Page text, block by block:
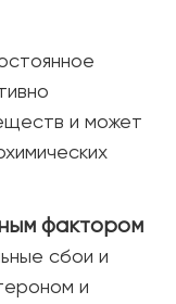
и может
фактором
сбои и
и